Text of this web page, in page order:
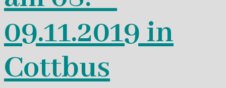
09.11.2019 in
Cottbus